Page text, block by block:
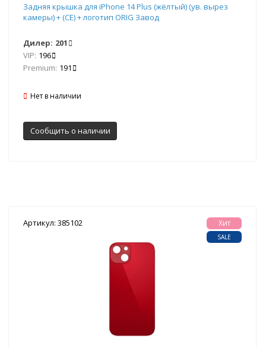
Задняя крышка для iPhone 14 Plus (жёлтый) (ув. вырез
камеры) + (СЕ) + логотип ORIG Завод
Дилер: 201
VIP: 196
Premium: 191
Нет в наличии
Сообщить о наличии
Артикул: 385102 Хит
SALE